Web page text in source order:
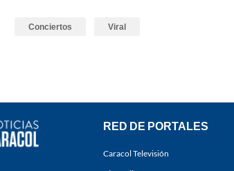
Conciertos Viral
RED DE PORTALES
Caracol Televisión